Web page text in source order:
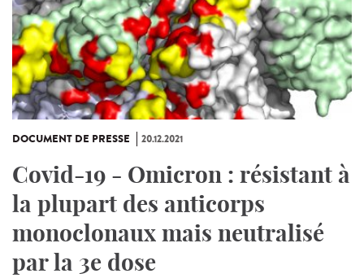
DOCUMENT DE PRESSE 20.12.2021
Covid-19 - Omicron : résistant à
la plupart des anticorps
monoclonaux mais neutralisé
par la 3e dose